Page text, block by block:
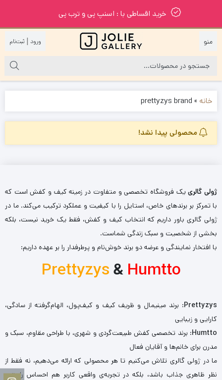
خرید اقساطی با : اسنپ پی و ترب پی
|
خانه »
prettyzys brand
محصولی پیدا نشد!
ژولی گالرییک فروشگاه تخصصی و متفاوت در زمینه کیف و کفش است که
با تمرکز بر برندهای خاص، استایل را با کیفیت و عملکرد ترکیب می‌کند. ما در
ژولی گالری باور داریم که انتخاب کیف و کفش، فقط یک خرید نیست، بلکه
بخشی از شخصیت و سبک زندگی شماست.
با افتخار نمایندگی و عرضه دو برند خوش‌نام و پرطرفدار را بر عهده داریم:
Prettyzys& Humtto
Prettyzys: برند مینیمال و ظریف کیف و کیف‌پول، الهام‌گرفته از سادگی،
کارایی و زیبایی
Humtto: برند تخصصی کفش طبیعت‌گردی و شهری، با طراحی مقاوم، سبک و
مدرن برای خانم‌ها و آقایان فعال
ما در ژولی گالری تلاش می‌کنیم تا هر محصولی که ارائه می‌دهیم، نه فقط از
نظر ظاهری جذاب باشد، بلکه در تجربه‌ی واقعی کاربر هم احساس راحتی،